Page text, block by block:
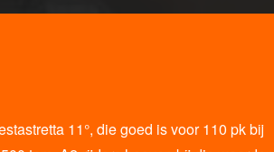
11°, die goed is voor 110 pk bij